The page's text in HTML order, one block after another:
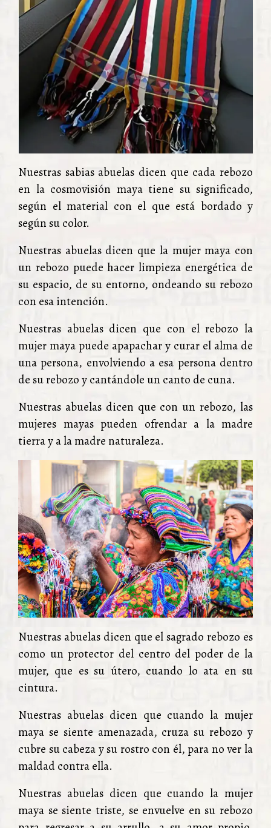
Nuestras sabias abuelas dicen que cada rebozo
en la cosmovisión maya tiene su significado,
según el material con el que está bordado y
según su color.
Nuestras abuelas dicen que la mujer maya con
un rebozo puede hacer limpieza energética de
su espacio, de su entorno, ondeando su rebozo
con esa intención.
Nuestras abuelas dicen que con el rebozo la
mujer maya puede apapachar y curar el alma de
una persona, envolviendo a esa persona dentro
de su rebozo y cantándole un canto de cuna.
Nuestras abuelas dicen que con un rebozo, las
mujeres mayas pueden ofrendar a la madre
tierra y a la madre naturaleza.
Nuestras abuelas dicen que el sagrado rebozo es
como un protector del centro del poder de la
mujer, que es su útero, cuando lo ata en su
cintura.
Nuestras abuelas dicen que cuando la mujer
maya se siente amenazada, cruza su rebozo y
cubre su cabeza y su rostro con él, para no ver la
maldad contra ella.
Nuestras abuelas dicen que cuando la mujer
maya se siente triste, se envuelve en su rebozo